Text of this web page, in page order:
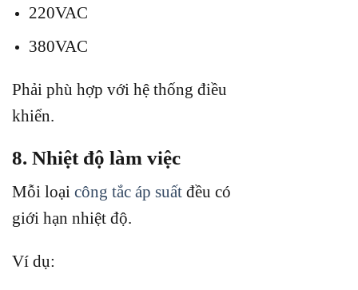
220VAC
380VAC
Phải phù hợp với hệ thống điều
khiển.
8. Nhiệt độ làm việc
Mỗi loại công tắc áp suất đều có
giới hạn nhiệt độ.
Ví dụ: